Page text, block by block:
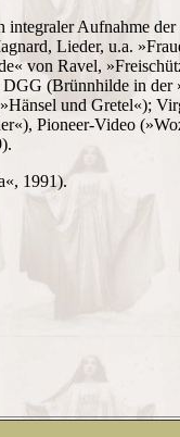
Aufnahme
Lieder, u.a.
von Ravel,
(Brünnhilde in der
und Gretel«);
Pioneer-Video
1991).